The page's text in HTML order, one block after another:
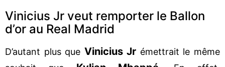
Vinicius Jr veut remporter le Ballon
d’or au Real Madrid
D’autant plus que Vinicius Jr émettrait le même